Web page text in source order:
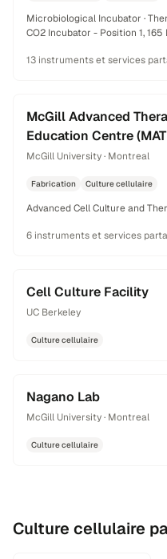
Microbiological Incubator ·
CO2 Incubator - Position 1, 165
13 instruments et services
McGill Advanced
Education Centre
McGill University · Montreal
Fabrication Culture cellulaire
Advanced Cell Culture and
6 instruments et services
Cell Culture Facility
UC Berkeley
Culture cellulaire
Nagano Lab
McGill University · Montreal
Culture cellulaire
Culture cellulaire